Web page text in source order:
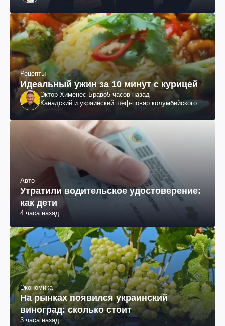
Рецепты
Идеальный ужин за 10 минут с курицей
Эктор Хименес-Браво5 часов назад
Канадский и украинский шеф-повар колумбийского
Авто
Утратили водительское удостоверение:
как дети
4 часа назад
Экономика
На рынках появился украинский
виноград: сколько стоит
3 часа назад